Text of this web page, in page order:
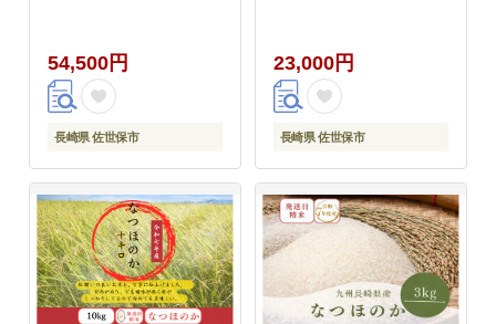
54,500円
長崎県 佐世保市
23,000円
長崎県 佐世保市